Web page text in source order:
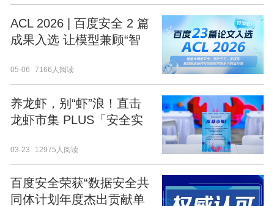
式
ACL 2026 | 百度安全 2 篇
成果入选 让模型兼顾“智
05-06 7166人阅读
养龙虾，别“虾”浪！直击
龙虾市集 PLUS「安全实
03-23 12975人阅读
百度安全荣获“数据安全共
同体计划年度杰出贡献单